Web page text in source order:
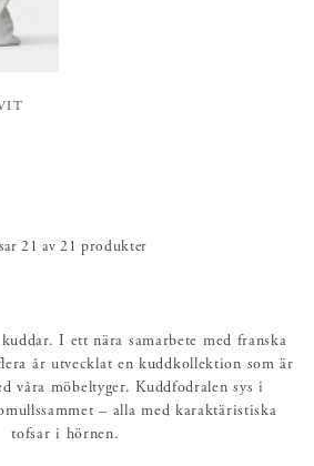
21 av 21 produkter
I ett nära samarbete med franska
år utvecklat en kuddkollektion som är
våra möbeltyger. Kuddfodralen sys i
– alla med karaktäristiska
tofsar i hörnen.